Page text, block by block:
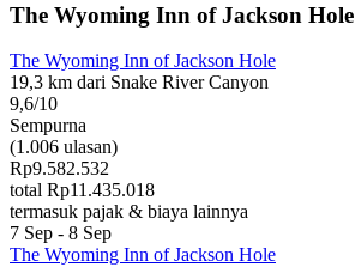
The Wyoming Inn of Jackson Hole
The Wyoming Inn of Jackson Hole
19,3 km dari Snake River Canyon
9,6/10
Sempurna
(1.006 ulasan)
Rp9.582.532
total Rp11.435.018
termasuk pajak & biaya lainnya
7 Sep - 8 Sep
The Wyoming Inn of Jackson Hole